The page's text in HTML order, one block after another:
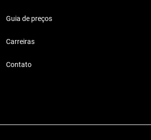
Guia de preços
Carreiras
Contato